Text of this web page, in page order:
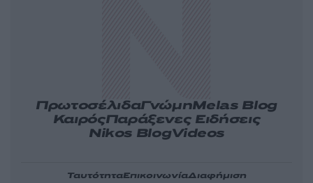
ΠρωτοσέλιδαΓνώμηMelas Blog
ΚαιρόςΠαράξενες Ειδήσεις
Nikos BlogVideos
ΤαυτότηταΕπικοινωνίαΔιαφήμιση